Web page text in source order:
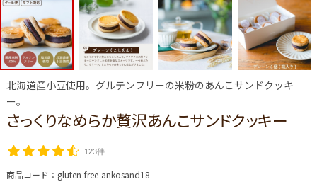
北海道産小豆使用。グルテンフリーの米粉のあんこサンドクッキ
ー。
さっくりなめらか贅沢あんこサンドクッキー
123件
商品コード： gluten-free-ankosand18